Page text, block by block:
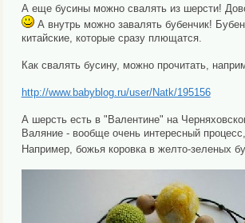
А еще бусины можно свалять из шерсти!
А внутрь можно завалять бубенчик!
китайские, которые сразу плющатся.
Как свалять бусину, можно прочитать,
http://www.babyblog.ru/user/Natk/195156
А шерсть есть в "Валентине" на
Валяние - вообще очень интересный
Например, божья коровка в желто-зеленых